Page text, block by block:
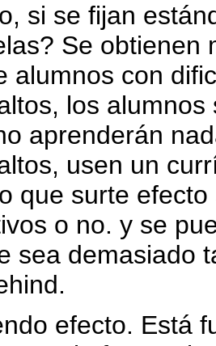
si se fijan
Se obtienen
alumnos con
los
aprenderán
usen un
que surte
o no. y se
sea demasiado
efecto. Está